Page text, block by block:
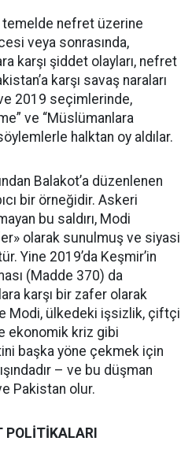
temelde nefret üzerine
veya sonrasında,
karşı şiddet olayları, nefret
karşı savaş naraları
2019 seçimlerinde,
ve “Müslümanlara
halktan oy aldılar.
Balakot’a düzenlenen
bir örneğidir. Askeri
bu saldırı, Modi
olarak sunulmuş ve siyasi
Yine 2019’da Keşmir’in
(Madde 370) da
karşı bir zafer olarak
Modi, ülkedeki işsizlik, çiftçi
ekonomik kriz gibi
başka yöne çekmek için
– ve bu düşman
Pakistan olur.
POLİTİKALARI